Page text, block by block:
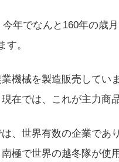
年でなんと160年の歳
す。
機械を製造販売してい
在では、これが主力商
、世界有数の企業であ
極で世界の越冬隊が使